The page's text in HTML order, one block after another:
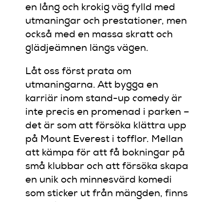
en lång och krokig väg fylld med
utmaningar och prestationer, men
också med en massa skratt och
glädjeämnen längs vägen.
Låt oss först prata om
utmaningarna. Att bygga en
karriär inom stand-up comedy är
inte precis en promenad i parken –
det är som att försöka klättra upp
på Mount Everest i tofflor. Mellan
att kämpa för att få bokningar på
små klubbar och att försöka skapa
en unik och minnesvärd komedi
som sticker ut från mängden, finns